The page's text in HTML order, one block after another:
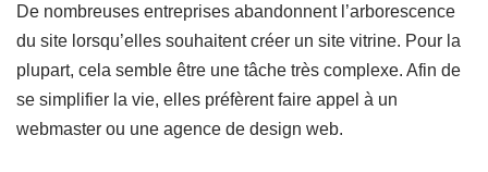
De nombreuses entreprises abandonnent l’arborescence
du site lorsqu’elles souhaitent créer un site vitrine. Pour la
plupart, cela semble être une tâche très complexe. Afin de
se simplifier la vie, elles préfèrent faire appel à un
webmaster ou une agence de design web.